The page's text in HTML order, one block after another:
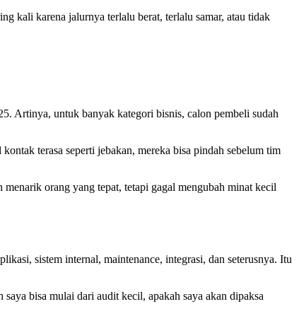
kali karena jalurnya terlalu berat, terlalu samar, atau tidak
Artinya, untuk banyak kategori bisnis, calon pembeli sudah
terasa seperti jebakan, mereka bisa pindah sebelum tim
orang yang tepat, tetapi gagal mengubah minat kecil
sistem internal, maintenance, integrasi, dan seterusnya. Itu
bisa mulai dari audit kecil, apakah saya akan dipaksa